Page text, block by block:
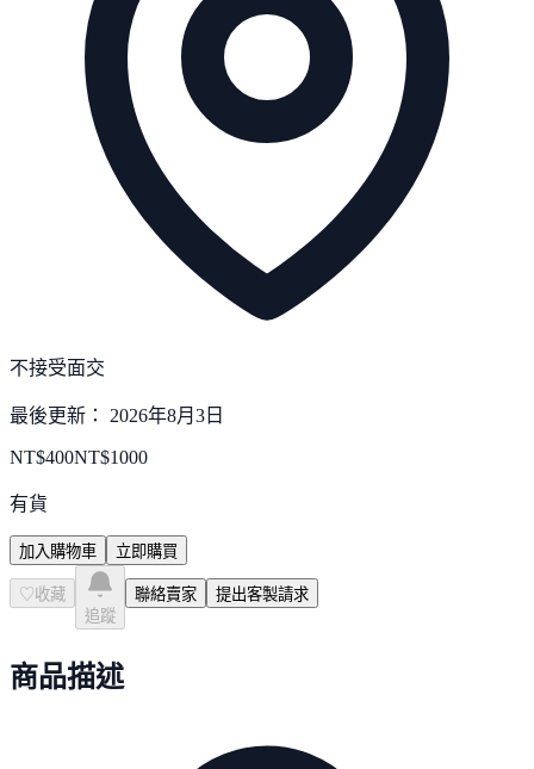
不接受面交
最後更新： 2026年8月3日
NT$400NT$1000
有貨
加入購物車 立即購買
♡ 收藏
追蹤
聯絡賣家 提出客製請求
商品描述